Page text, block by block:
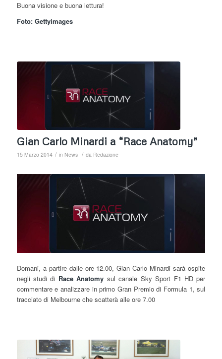
Buona visione e buona lettura!
Foto: Gettyimages
Gian Carlo Minardi a “Race Anatomy”
15 Marzo 2014 / in News / da Redazione
Domani, a partire dalle ore 12.00, Gian Carlo Minardi sarà ospite
negli studi di Race Anatomy sul canale Sky Sport F1 HD per
commentare e analizzare in primo Gran Premio di Formula 1, sul
tracciato di Melbourne che scatterà alle ore 7.00